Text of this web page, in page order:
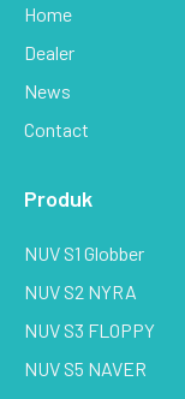
Home
Dealer
News
Contact
Produk
NUV S1 Globber
NUV S2 NYRA
NUV S3 FLOPPY
NUV S5 NAVER